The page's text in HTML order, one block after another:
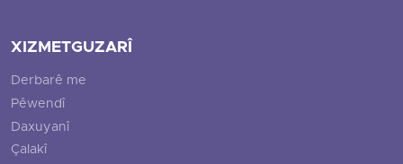
XIZMETGUZARÎ
Derbarê me
Pêwendî
Daxuyanî
Çalakî